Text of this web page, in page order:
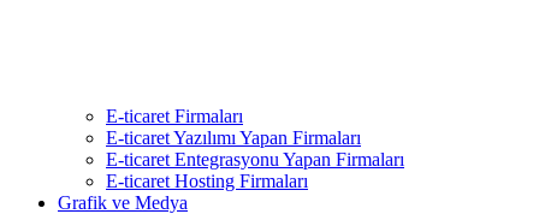
E-ticaret Firmaları
E-ticaret Yazılımı Yapan Firmaları
E-ticaret Entegrasyonu Yapan Firmaları
E-ticaret Hosting Firmaları
Grafik ve Medya